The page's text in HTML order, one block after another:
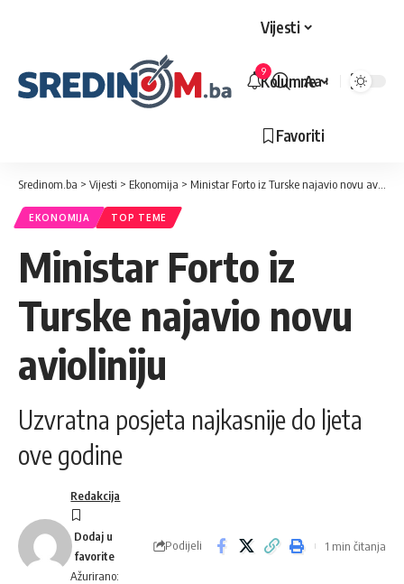
Vijesti
Kolumne
Favoriti
9
Veličina
Aa
Sredinom.ba > Vijesti > Ekonomija > Ministar Forto iz Turske najavio novu avioliniju
EKONOMIJA TOP TEME
Ministar Forto iz
Turske najavio novu
avioliniju
Uzvratna posjeta najkasnije do ljeta
ove godine
Ažurirano:
Redakcija
Podijeli 1 min čitanja